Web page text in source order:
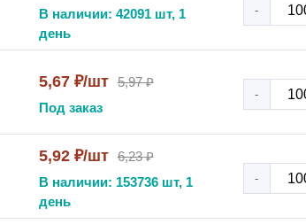
В наличии: 42091 шт, 1
день
-
5,67 ₽/шт 5,97 ₽
Под заказ
-
5,92 ₽/шт 6,23 ₽
В наличии: 153736 шт, 1
день
-